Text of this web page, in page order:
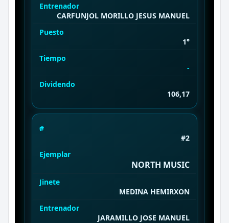
Entrenador
CARFUNJOL MORILLO JESUS MANUEL
Puesto
1°
Tiempo
-
Dividendo
106,17
#
#2
Ejemplar
NORTH MUSIC
Jinete
MEDINA HEMIRXON
Entrenador
JARAMILLO JOSE MANUEL